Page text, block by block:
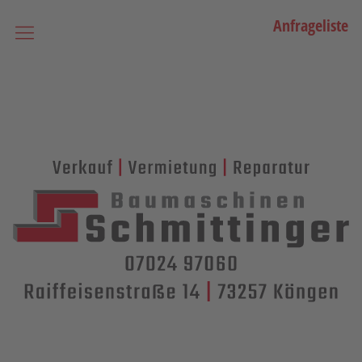
Anfrageliste
Bagger
Lader / Planiermaschinen
Lasergesteuerte Maschinen
Teleskopmaschinen
Miniraupenkrane